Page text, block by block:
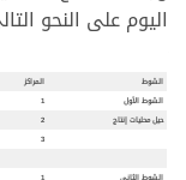
اليوم على النحو
الشوط المراكز
الشوط الأول
1
حيل محليات إنتاج
2
3